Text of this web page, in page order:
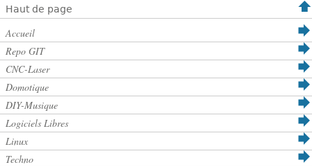
Haut de page
Accueil
Repo GIT
CNC-Laser
Domotique
DIY-Musique
Logiciels Libres
Linux
Techno